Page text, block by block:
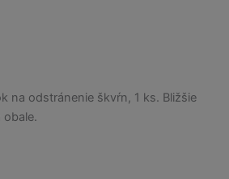
na odstránenie škvŕn, 1 ks. Bližšie
obale.